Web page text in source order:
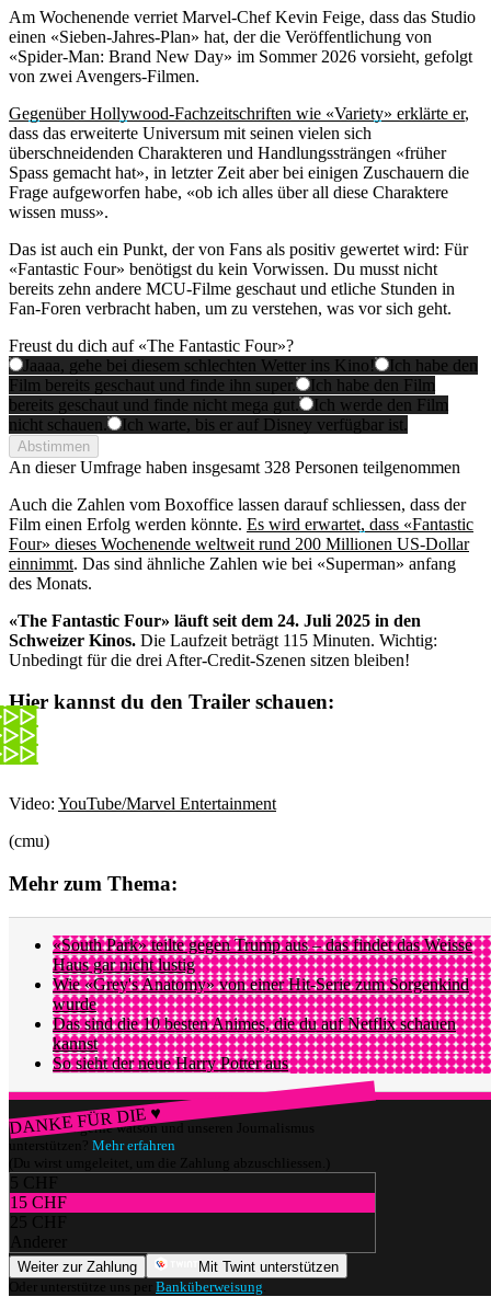
Am Wochenende verriet Marvel-Chef Kevin Feige, dass das Studio
einen «Sieben-Jahres-Plan» hat, der die Veröffentlichung von
«Spider-Man: Brand New Day» im Sommer 2026 vorsieht, gefolgt
von zwei Avengers-Filmen.
Gegenüber Hollywood-Fachzeitschriften wie «Variety» erklärte er,
dass das erweiterte Universum mit seinen vielen sich
überschneidenden Charakteren und Handlungssträngen «früher
Spass gemacht hat», in letzter Zeit aber bei einigen Zuschauern die
Frage aufgeworfen habe, «ob ich alles über all diese Charaktere
wissen muss».
Das ist auch ein Punkt, der von Fans als positiv gewertet wird: Für
«Fantastic Four» benötigst du kein Vorwissen. Du musst nicht
bereits zehn andere MCU-Filme geschaut und etliche Stunden in
Fan-Foren verbracht haben, um zu verstehen, was vor sich geht.
Freust du dich auf «The Fantastic Four»?
Jaaaa, gehe bei diesem schlechten Wetter ins Kino!
Ich habe den
Film bereits geschaut und finde ihn super.
Ich habe den Film
bereits geschaut und finde nicht mega gut.
Ich werde den Film
nicht schauen.
Ich warte, bis er auf Disney verfügbar ist.
Abstimmen
An dieser Umfrage haben insgesamt 328 Personen teilgenommen
Auch die Zahlen vom Boxoffice lassen darauf schliessen, dass der
Film einen Erfolg werden könnte. Es wird erwartet, dass «Fantastic
Four» dieses Wochenende weltweit rund 200 Millionen US-Dollar
einnimmt. Das sind ähnliche Zahlen wie bei «Superman» anfang
des Monats.
«The Fantastic Four» läuft seit dem 24. Juli 2025 in den
Schweizer Kinos. Die Laufzeit beträgt 115 Minuten. Wichtig:
Unbedingt für die drei After-Credit-Szenen sitzen bleiben!
Hier kannst du den Trailer schauen:
Video: YouTube/Marvel Entertainment
(cmu)
Mehr zum Thema:
«South Park» teilte gegen Trump aus – das findet das Weisse
Haus gar nicht lustig
Wie «Grey's Anatomy» von einer Hit-Serie zum Sorgenkind
wurde
Das sind die 10 besten Animes, die du auf Netflix schauen
kannst
So sieht der neue Harry Potter aus
DANKE FÜR DIE ♥
Würdest du gerne watson und unseren Journalismus
unterstützen? Mehr erfahren
(Du wirst umgeleitet, um die Zahlung abzuschliessen.)
5 CHF
15 CHF
25 CHF
Anderer
Weiter zur Zahlung
Mit Twint unterstützen
Oder unterstütze uns per Banküberweisung